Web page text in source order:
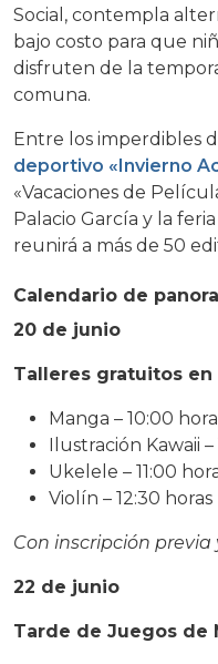
Social, contempla
bajo costo para que
disfruten de la
comuna.
Entre los imperdibles
deportivo «Invierno
«Vacaciones de
Palacio García y la
reunirá a más de 50
Calendario de
20 de junio
Talleres gratuitos en
Manga – 10:00
Ilustración Kawaii –
Ukelele – 11:00
Violín – 12:30 horas
Con inscripción
22 de junio
Tarde de Juegos de